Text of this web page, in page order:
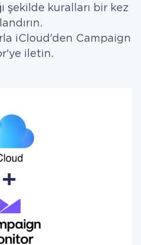
şekilde kuralları bir kez
iCloud'den Campaign
iletin.